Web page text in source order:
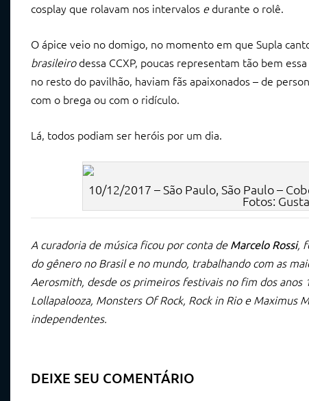
cosplay que rolavam nos intervalos edurante o rolê.
O ápice veio no domigo, no momento em que Supla
brasileirodessa CCXP, poucas representam tão bem
no resto do pavilhão, haviam fãs apaixonados – de
com o brega ou com o ridículo.
Lá, todos podiam ser heróis por um dia.
10/12/2017 – São Paulo, São Paulo –
Fotos:
A curadoria de música ficou por conta de Marcelo Rossi,
do gênero no Brasil e no mundo, trabalhando com as
Aerosmith, desde os primeiros festivais no fim dos anos
Lollapalooza, Monsters Of Rock, Rock in Rio e Maximus
independentes.
DEIXE SEU COMENTÁRIO